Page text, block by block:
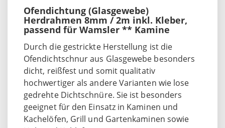
Ofendichtung (Glasgewebe)
Herdrahmen 8mm / 2m inkl. Kleber,
passend für Wamsler ** Kamine
Durch die gestrickte Herstellung ist die
Ofendichtschnur aus Glasgewebe besonders
dicht, reißfest und somit qualitativ
hochwertiger als andere Varianten wie lose
gedrehte Dichtschnüre. Sie ist besonders
geeignet für den Einsatz in Kaminen und
Kachelöfen, Grill und Gartenkaminen sowie